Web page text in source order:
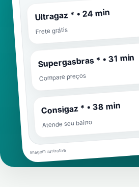
Ultragaz * • 24 min
Frete grátis
Supergasbras * • 31 min
Compare preços
Consigaz * • 38 min
Atende seu bairro
Imagem ilustrativa